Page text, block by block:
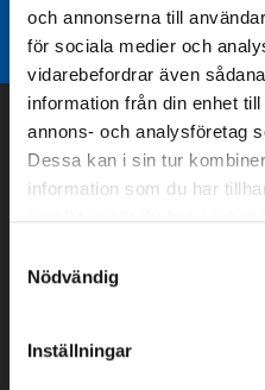
och annonserna till
för sociala medier och
vidarebefordrar även
information från din enhet
annons- och analysföretag
Dessa kan i sin tur
information som du har
samlat in när du har använt
Nödvändig
Inställningar
Liknande
Om oss